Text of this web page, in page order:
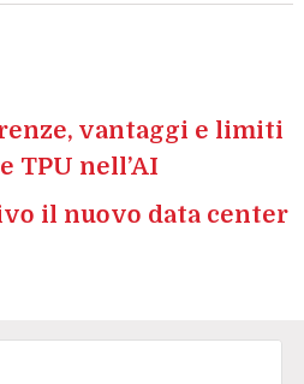
vantaggi e limiti
TPU nell’AI
il nuovo data center